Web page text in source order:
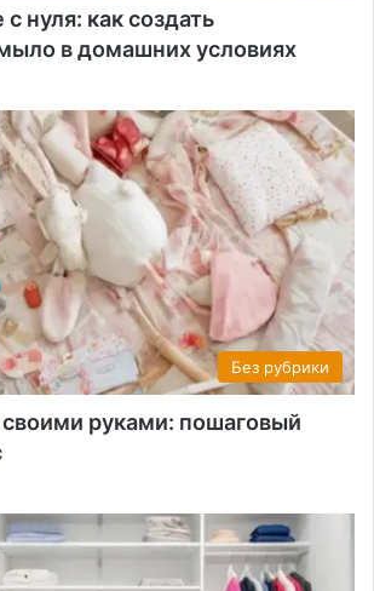
нуля: как создать
в домашних условиях
Без рубрики
своими руками: пошаговый